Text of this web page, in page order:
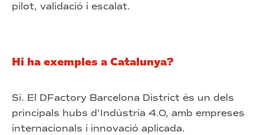
pilot, validació i escalat.
Hi ha exemples a Catalunya?
Sí. El DFactory Barcelona District és un dels
principals hubs d’Indústria 4.0, amb empreses
internacionals i innovació aplicada.